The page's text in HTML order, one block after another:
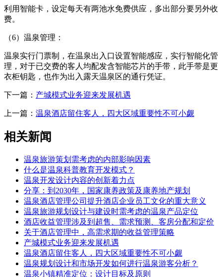
利用智能卡，设定每天有两池水免费供应，多出部分要另外收
费。
（6）温泉管理：
温泉实行门票制，在温泉出入口设置智能感应，实行智能化管
理，对于已交费的客人均配发含智能芯片的手带，此手带是更
衣柜钥匙，也作为出入露天温泉区的通行凭证。
下一篇： 产城模式业务迎来发展机遇
上一篇： 温泉酒店留住客人，四大区域重要性不可小觑
相关新闻
温泉旅游策划需考虑的内部影响因素
什么是温泉科普教育开发模式？
温泉开发设计内容的创新着力点
分享：到2030年，国家康养政策及康养地产规划
温泉酒店管理公司提升酒店企业员工文化的重大意义
温泉旅游规划设计与建设时需考虑的温泉产品定位
酒店收益管理涉及到超售、需求预测、客房分配和定价
关于酒店管理中，高需求期的收益管理策略
产城模式业务迎来发展机遇
温泉酒店留住客人，四大区域重要性不可小觑
温泉规划设计和市场开发如何进行温泉游客分析？
温泉小镇精准定位：设计目标及原则